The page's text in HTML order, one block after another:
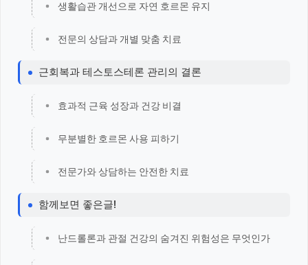
생활습관 개선으로 자연 호르몬 유지
전문의 상담과 개별 맞춤 치료
근회복과 테스토스테론 관리의 결론
효과적 근육 성장과 건강 비결
무분별한 호르몬 사용 피하기
전문가와 상담하는 안전한 치료
함께보면 좋은글!
난드롤론과 관절 건강의 숨겨진 위험성은 무엇인가